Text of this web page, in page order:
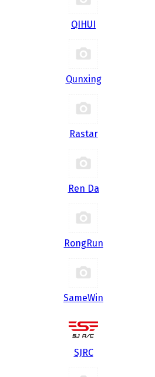
QIHUI
Qunxing
Rastar
Ren Da
RongRun
SameWin
SJRC